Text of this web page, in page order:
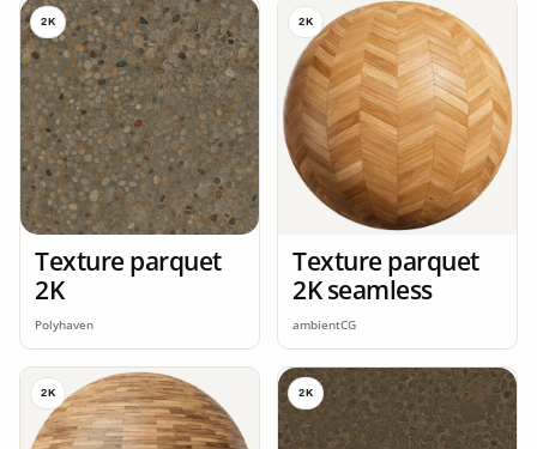
2K
Texture parquet
2K
Polyhaven
2K
Texture parquet
2K seamless
ambientCG
2K 2K